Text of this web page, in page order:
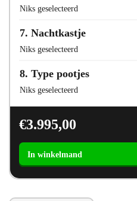
Niks geselecteerd
7 Nachtkastje
Niks geselecteerd
8 Type pootjes
Niks geselecteerd
€3.995,00
Ledikant
Avek